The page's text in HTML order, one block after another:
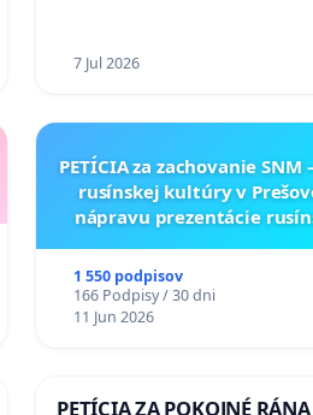
7 Jul 2026
PETÍCIA za zachovanie SNM
rusínskej kultúry v
nápravu prezentácie
Múzeu ukrajinskej
Svidníku
1 550 podpisov
166 Podpisy / 30 dni
11 Jun 2026
PETÍCIA ZA POKOJNÉ